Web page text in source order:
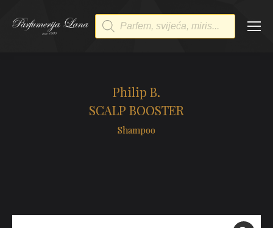
Products
search
Philip B.
SCALP BOOSTER
Shampoo